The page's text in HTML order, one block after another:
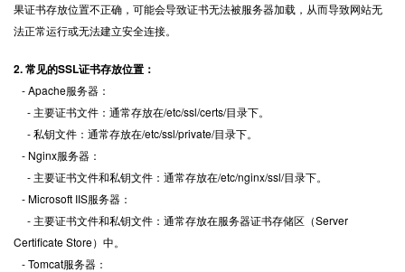
果证书存放位置不正确，可能会导致证书无法被服务器加载，从而导致网站无
法正常运行或无法建立安全连接。
2. 常见的SSL证书存放位置：
- Apache服务器：
- 主要证书文件：通常存放在/etc/ssl/certs/目录下。
- 私钥文件：通常存放在/etc/ssl/private/目录下。
- Nginx服务器：
- 主要证书文件和私钥文件：通常存放在/etc/nginx/ssl/目录下。
- Microsoft IIS服务器：
- 主要证书文件和私钥文件：通常存放在服务器证书存储区（Server
Certificate Store）中。
- Tomcat服务器：